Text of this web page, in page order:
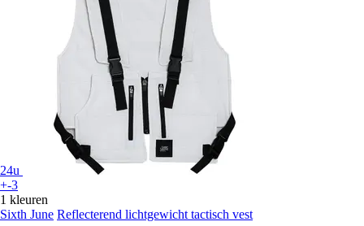
24u
+-3
1 kleuren
Sixth June Reflecterend lichtgewicht tactisch vest